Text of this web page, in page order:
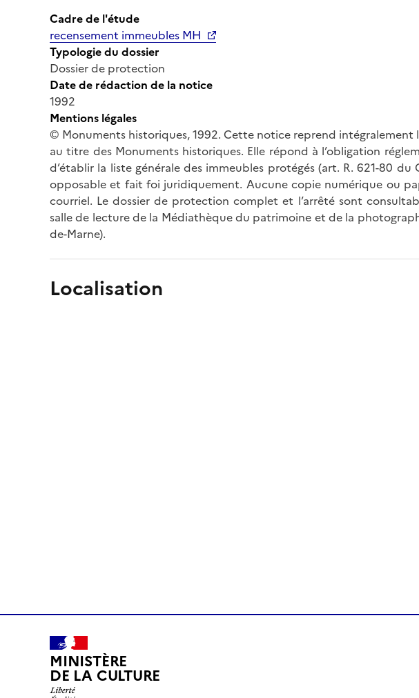
Cadre de l'étude
recensement immeubles MH
Typologie du dossier
Dossier de protection
Date de rédaction de la notice
1992
Mentions légales
© Monuments historiques, 1992. Cette notice reprend intégralement
au titre des Monuments historiques. Elle répond à l’obligation
d’établir la liste générale des immeubles protégés (art. R. 621-80
opposable et fait foi juridiquement. Aucune copie numérique ou
courriel. Le dossier de protection complet et l’arrêté sont
salle de lecture de la Médiathèque du patrimoine et de la
de-Marne).
Localisation
MINISTÈRE
DE LA CULTURE